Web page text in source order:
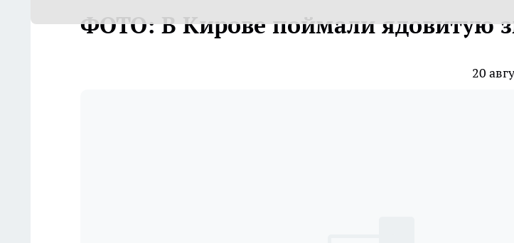
ФОТО: В Кирове поймали ядовитую
20